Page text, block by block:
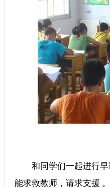
和同学们一起进行早读
能求救教师，请求支援